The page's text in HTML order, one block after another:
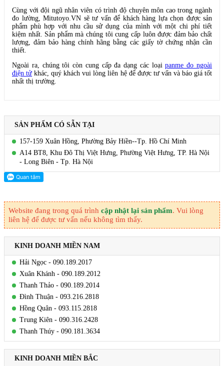
Cùng với đội ngũ nhân viên có trình độ chuyên môn cao trong ngành
đo lường, Mitutoyo.VN sẽ tư vấn để khách hàng lựa chọn được sản
phẩm phù hợp với nhu cầu sử dụng của mình với một chi phí tiết
kiệm nhất. Sản phẩm mà chúng tôi cung cấp luôn được đảm bảo chất
lượng, đảm bảo hàng chính hãng bằng các giấy tờ chứng nhận cần
thiết.
Ngoài ra, chúng tôi còn cung cấp đa dạng các loạipanme đo ngoài
điện tử khác, quý khách vui lòng liên hệ để được tư vấn và báo giá tốt
nhất thị trường.
SẢN PHẨM CÓ SẴN TẠI
157-159 Xuân Hồng, Phường Bảy Hiền--Tp. Hồ Chí Minh
A14 BT8, Khu Đô Thị Việt Hưng, Phường Việt Hưng, TP. Hà Nội
- Long Biên - Tp. Hà Nội
Website đang trong quá trình cập nhật lại sản phẩm. Vui lòng
liên hệ để được tư vấn nếu không tìm thấy.
KINH DOANH MIỀN NAM
Hải Ngọc - 090.189.2017
Xuân Khánh - 090.189.2012
Thanh Thảo - 090.189.2014
Đình Thuận - 093.216.2818
Hồng Quân - 093.115.2818
Trung Kiên - 090.316.2428
Thanh Thúy - 090.181.3634
KINH DOANH MIỀN BẮC